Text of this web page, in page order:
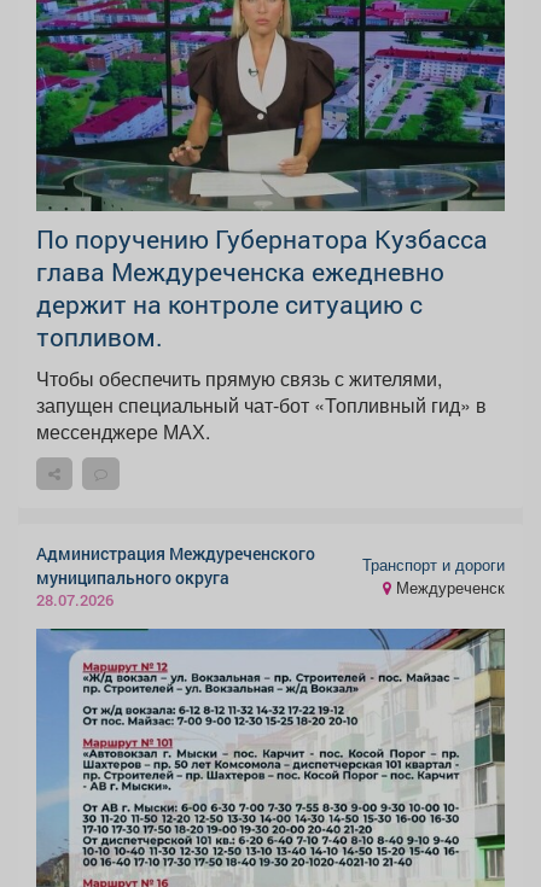
По поручению Губернатора Кузбасса
глава Междуреченска ежедневно
держит на контроле ситуацию с
топливом.
Чтобы обеспечить прямую связь с жителями,
запущен специальный чат-бот «Топливный гид» в
мессенджере МАХ.
Администрация Междуреченского
муниципального округа
28.07.2026
Транспорт и дороги
Междуреченск